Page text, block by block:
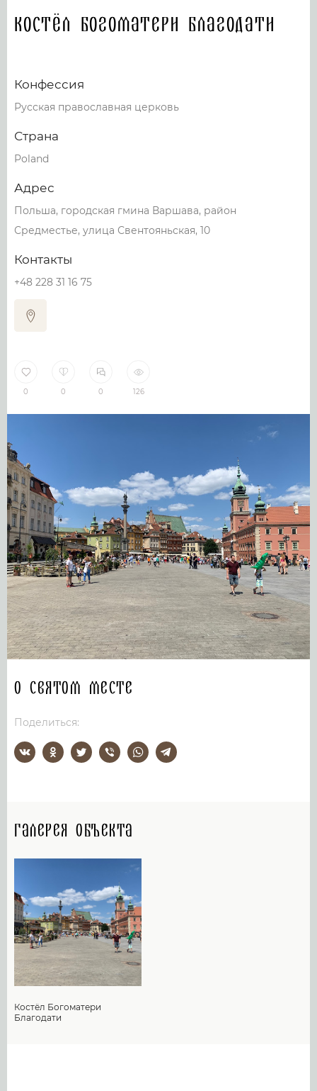
Костёл Богоматери Благодати
Конфессия
Русская православная церковь
Страна
Poland
Адрес
Польша, городская гмина Варшава, район
Средместье, улица Свентояньская, 10
Контакты
+48 228 31 16 75
0 0 0 126
О святом месте
Поделиться:
Галерея объекта
Костёл Богоматери
Благодати